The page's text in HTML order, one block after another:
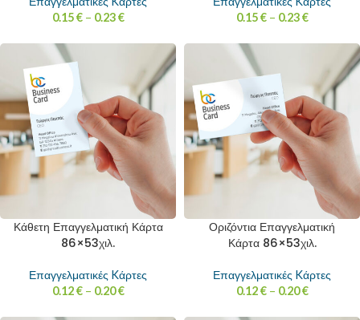
0.15€ – 0.23€
0.15€ – 0.23€
Κάθετη Επαγγελματική Κάρτα
86×53χιλ.
Επαγγελματικές Kάρτες
0.12€ – 0.20€
Οριζόντια Επαγγελματική
Κάρτα 86×53χιλ.
Επαγγελματικές Kάρτες
0.12€ – 0.20€